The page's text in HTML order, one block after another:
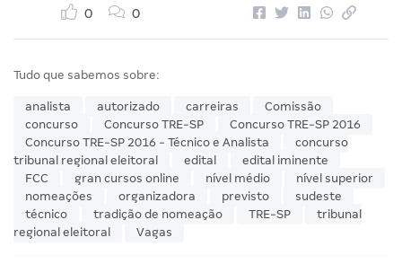
0 0
Tudo que sabemos sobre:
analista autorizado carreiras
Comissão
concurso
Concurso TRE-SP
Concurso TRE-SP 2016
Concurso TRE-SP 2016 - Técnico e Analista
concurso
tribunal regional eleitoral
edital
edital iminente
FCC
gran cursos online nível médio
nível superior
nomeações
organizadora previsto
sudeste
técnico
tradição de nomeação TRE-SP
tribunal
regional eleitoral
Vagas